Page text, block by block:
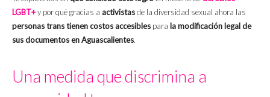
LGBT+y por qué gracias a activistasde la diversidad sexual ahora las
personas trans tienen costos accesibles para la modificación legal de
sus documentos enAguascalientes.
Una medida que discrimina a